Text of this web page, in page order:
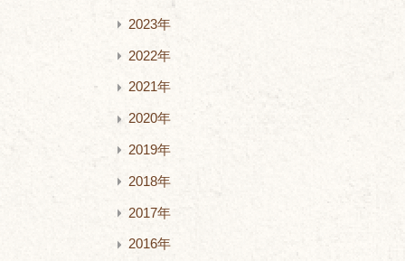
2023年
2022年
2021年
2020年
2019年
2018年
2017年
2016年